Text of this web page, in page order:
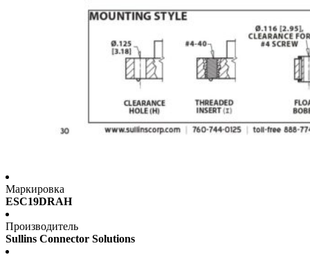
Маркировка
ESC19DRAH
Производитель
Sullins Connector Solutions